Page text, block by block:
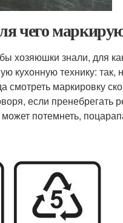
чего
хозяюшки знали, для
кухонную технику:
смотреть маркировку
если пренебрегать
потемнеть,